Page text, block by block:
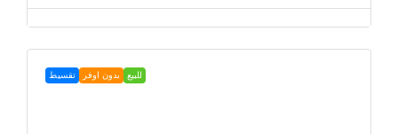
للبيع بدون اوفر تقسيط